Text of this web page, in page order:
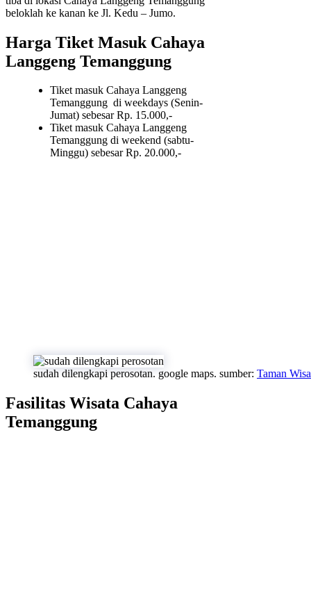
beloklah ke kanan ke Jl. Kedu – Jumo.
Harga Tiket Masuk Cahaya
Langgeng Temanggung
Tiket masuk Cahaya Langgeng
Temanggung di weekdays (Senin-
Jumat) sebesar Rp. 15.000,-
Tiket masuk Cahaya Langgeng
Temanggung di weekend (sabtu-
Minggu) sebesar Rp. 20.000,-
sudah dilengkapi perosotan. google maps. sumber: Taman
Fasilitas Wisata Cahaya
Temanggung